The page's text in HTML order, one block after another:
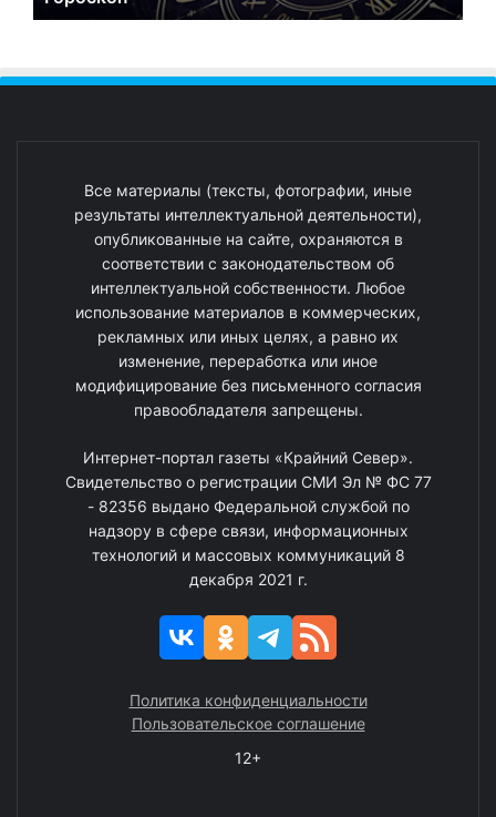
Все материалы (тексты, фотографии, иные
результаты интеллектуальной деятельности),
опубликованные на сайте, охраняются в
соответствии с законодательством об
интеллектуальной собственности. Любое
использование материалов в коммерческих,
рекламных или иных целях, а равно их
изменение, переработка или иное
модифицирование без письменного согласия
правообладателя запрещены.
Интернет-портал газеты «Крайний Север».
Свидетельство о регистрации СМИ Эл № ФС 77
- 82356 выдано Федеральной службой по
надзору в сфере связи, информационных
технологий и массовых коммуникаций 8
декабря 2021 г.
Политика конфиденциальности
Пользовательское соглашение
12+